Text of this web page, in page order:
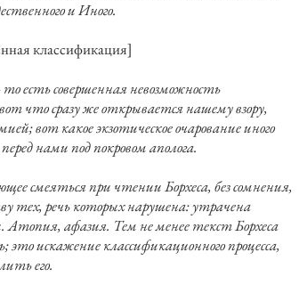
и Иного.
классификация]
есть совершенная невозможность
что сразу же открывается нашему взору,
вот какое экзотическое очарование иного
нами под покровом аполога.
смеяться при чтении Борхеса, без сомнения,
тех, речь которых нарушена: утрачена
афазия. Тем не менее текст Борхеса
искажение классификационного процесса,
его.